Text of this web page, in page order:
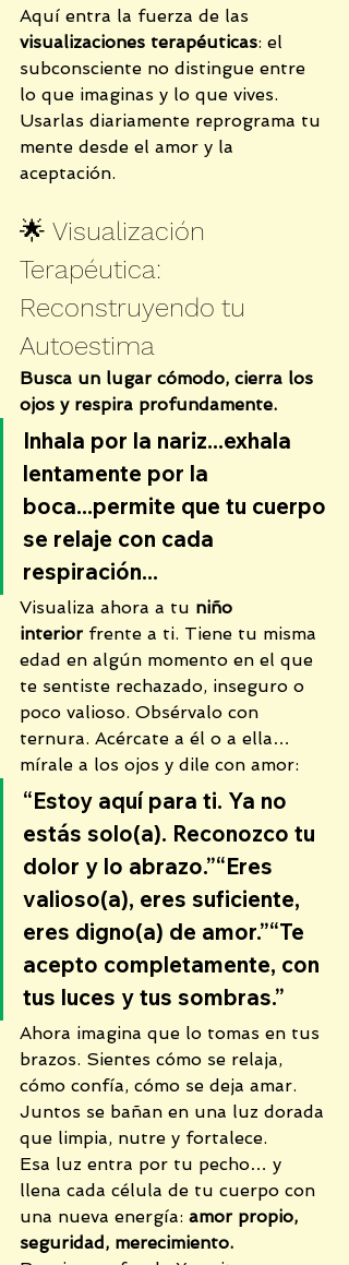
Aquí entra la fuerza de las
visualizaciones terapéuticas: el
subconsciente no distingue entre
lo que imaginas y lo que vives.
Usarlas diariamente reprograma tu
mente desde el amor y la
aceptación.
🌟 Visualización
Terapéutica:
Reconstruyendo tu
Autoestima
Busca un lugar cómodo, cierra los
ojos y respira profundamente.
Inhala por la nariz...exhala
lentamente por la
boca...permite que tu cuerpo
se relaje con cada
respiración...
Visualiza ahora a tu niño
interior frente a ti. Tiene tu misma
edad en algún momento en el que
te sentiste rechazado, inseguro o
poco valioso. Obsérvalo con
ternura. Acércate a él o a ella…
mírale a los ojos y dile con amor:
“Estoy aquí para ti. Ya no
estás solo(a). Reconozco tu
dolor y lo abrazo.”“Eres
valioso(a), eres suficiente,
eres digno(a) de amor.”“Te
acepto completamente, con
tus luces y tus sombras.”
Ahora imagina que lo tomas en tus
brazos. Sientes cómo se relaja,
cómo confía, cómo se deja amar.
Juntos se bañan en una luz dorada
que limpia, nutre y fortalece.
Esa luz entra por tu pecho… y
llena cada célula de tu cuerpo con
una nueva energía: amor propio,
seguridad, merecimiento.